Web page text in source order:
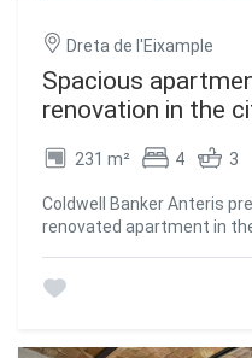
Dreta de l'Eixample
Spacious
renovation in the
231 m² 4 3
Coldwell Banker Anteris
renovated apartment in
city's heritage. The property combines history, design, and